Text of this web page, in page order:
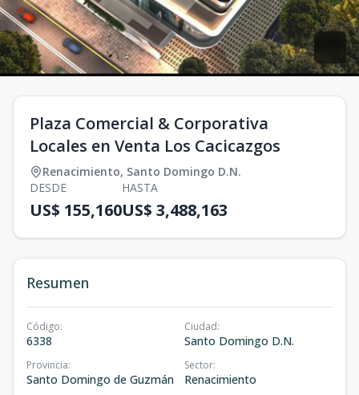
Plaza Comercial & Corporativa
Locales en Venta Los Cacicazgos
Renacimiento, Santo Domingo D.N.
DESDE
US$ 155,160
HASTA
US$ 3,488,163
Resumen
Código:
6338
Ciudad:
Santo Domingo D.N.
Provincia:
Santo Domingo de Guzmán
Sector:
Renacimiento